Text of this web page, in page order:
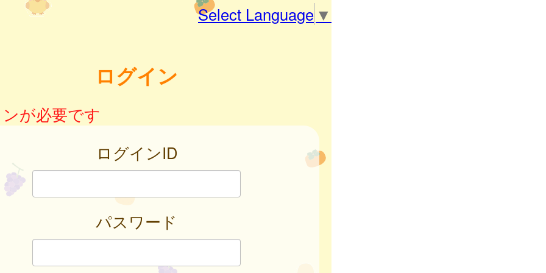
Select Language ▼
ログイン
が必要です
ログインID
パスワード